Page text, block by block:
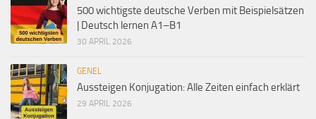
500 wichtigste deutsche Verben mit Beispielsätzen
| Deutsch lernen A1–B1
30 APRIL 2026
GENEL
Aussteigen Konjugation: Alle Zeiten einfach erklärt
29 APRIL 2026